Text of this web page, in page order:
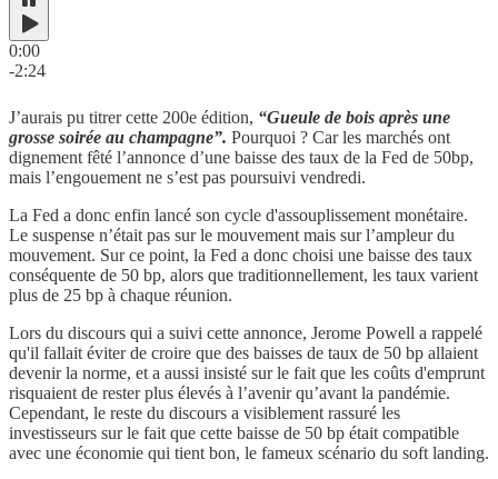
0:00
-2:24
J’aurais pu titrer cette 200e édition, “Gueule de bois après une
grosse soirée au champagne”. Pourquoi ? Car les marchés ont
dignement fêté l’annonce d’une baisse des taux de la Fed de 50bp,
mais l’engouement ne s’est pas poursuivi vendredi.
La Fed a donc enfin lancé son cycle d'assouplissement monétaire.
Le suspense n’était pas sur le mouvement mais sur l’ampleur du
mouvement. Sur ce point, la Fed a donc choisi une baisse des taux
conséquente de 50 bp, alors que traditionnellement, les taux varient
plus de 25 bp à chaque réunion.
Lors du discours qui a suivi cette annonce, Jerome Powell a rappelé
qu'il fallait éviter de croire que des baisses de taux de 50 bp allaient
devenir la norme, et a aussi insisté sur le fait que les coûts d'emprunt
risquaient de rester plus élevés à l’avenir qu’avant la pandémie.
Cependant, le reste du discours a visiblement rassuré les
investisseurs sur le fait que cette baisse de 50 bp était compatible
avec une économie qui tient bon, le fameux scénario du soft landing.